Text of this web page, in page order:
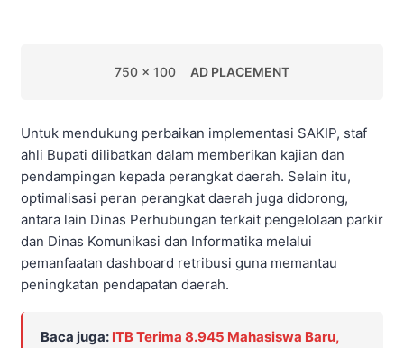
750 x 100 AD PLACEMENT
Untuk mendukung perbaikan implementasi SAKIP, staf
ahli Bupati dilibatkan dalam memberikan kajian dan
pendampingan kepada perangkat daerah. Selain itu,
optimalisasi peran perangkat daerah juga didorong,
antara lain Dinas Perhubungan terkait pengelolaan parkir
dan Dinas Komunikasi dan Informatika melalui
pemanfaatan dashboard retribusi guna memantau
peningkatan pendapatan daerah.
Baca juga: ITB Terima 8.945 Mahasiswa Baru,